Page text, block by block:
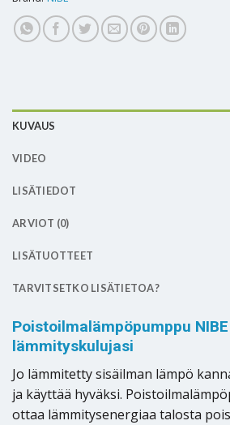
KUVAUS
VIDEO
LISÄTIEDOT
ARVIOT (0)
LISÄTUOTTEET
TARVITSETKO LISÄTIETOA?
Poistoilmalämpöpumppu
lämmityskulujasi
Jo lämmitetty sisäilman lämpö
ja käyttää hyväksi.
ottaa lämmitysenergiaa talosta